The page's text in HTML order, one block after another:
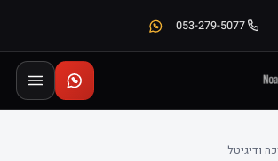
053-279-5077
ודיגיטל